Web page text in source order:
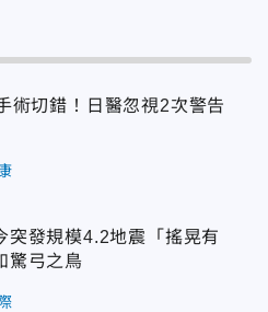
術切錯！日醫忽視2次警告
突發規模4.2地震「搖晃有
弓之鳥